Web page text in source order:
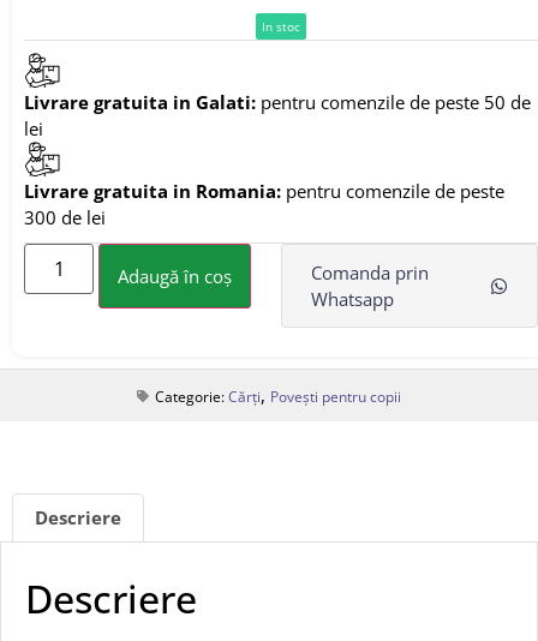
In stoc
Livrare gratuita in Galati: pentru comenzile de peste 50 de
lei
Livrare gratuita in Romania: pentru comenzile de peste
300 de lei
Adaugă în coș
Comanda prin
Whatsapp
Categorie:Cărți, Povești pentru copii
Descriere
Descriere